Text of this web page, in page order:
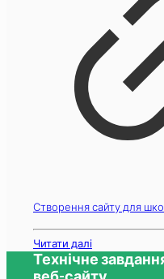
Створення сайту для
Читати далі
Технічне